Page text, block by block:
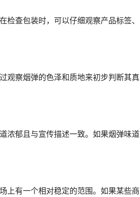
查包装时，可以仔细观察产品标签、
观察烟弹的色泽和质地来初步判断其真
浓郁且与宣传描述一致。如果烟弹味道
上有一个相对稳定的范围。如果某些商